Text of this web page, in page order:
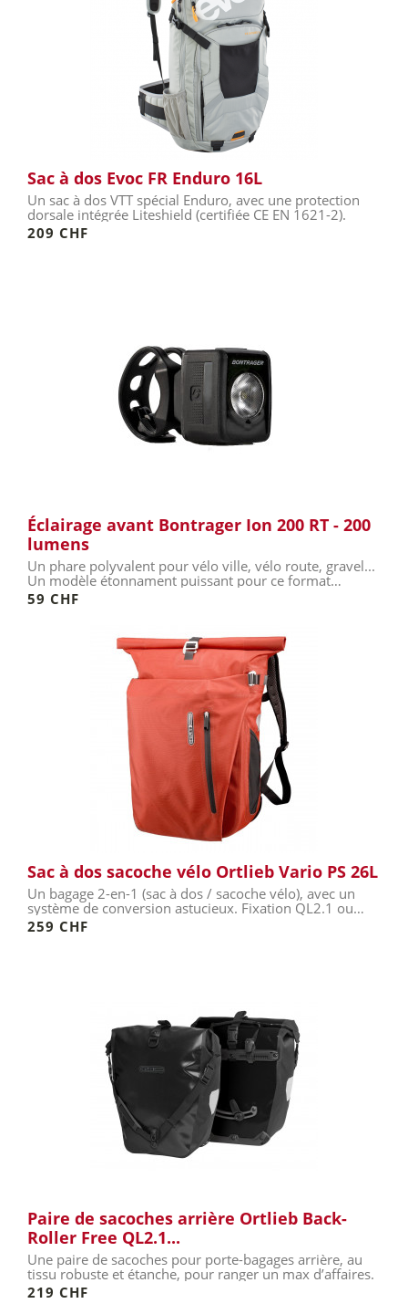
Sac à dos Evoc FR Enduro 16L
Un sac à dos VTT spécial Enduro, avec une protection
dorsale intégrée Liteshield (certifiée CE EN 1621-2).
209 CHF
Éclairage avant Bontrager Ion 200 RT - 200
lumens
Un phare polyvalent pour vélo ville, vélo route, gravel...
Un modèle étonnament puissant pour ce format
compact !
59 CHF
Sac à dos sacoche vélo Ortlieb Vario PS 26L
Un bagage 2-en-1 (sac à dos / sacoche vélo), avec un
système de conversion astucieux. Fixation QL2.1 ou
QL3.1.
259 CHF
Paire de sacoches arrière Ortlieb Back-
Roller Free QL2.1...
Une paire de sacoches pour porte-bagages arrière, au
tissu robuste et étanche, pour ranger un max d’affaires.
219 CHF